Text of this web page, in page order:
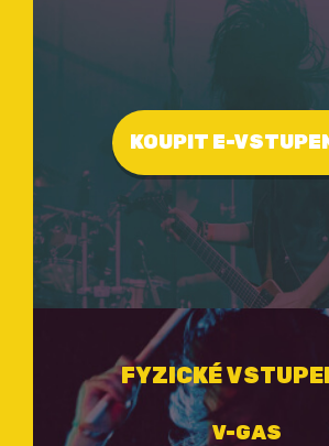
KOUPIT E-
FYZICKÉ
V-GAS